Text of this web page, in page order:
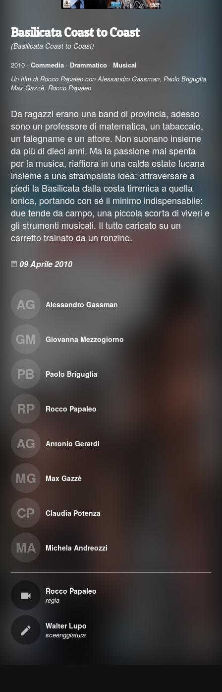
Basilicata Coast to Coast
(Basilicata Coast to Coast)
2010 · Commedia · Drammatico ·Musical
Un film di Rocco Papaleo con Alessandro Gassman, Paolo Briguglia,
Max Gazzè, Rocco Papaleo
Da ragazzi erano una band di provincia, adesso
sono un professore di matematica, un tabaccaio,
un falegname e un attore. Non suonano insieme
da più di dieci anni. Ma la passione mai spenta
per la musica, riaffiora in una calda estate lucana
insieme a una strampalata idea: attraversare a
piedi la Basilicata dalla costa tirrenica a quella
ionica, portando con sé il minimo indispensabile:
due tende da campo, una piccola scorta di viveri e
gli strumenti musicali. Il tutto caricato su un
carretto trainato da un ronzino.
09 Aprile 2010
AG Alessandro Gassman
GM Giovanna Mezzogiorno
PB Paolo Briguglia
RP Rocco Papaleo
AG Antonio Gerardi
MG Max Gazzè
CP Claudia Potenza
MA Michela Andreozzi
Rocco Papaleo
regia
Walter Lupo
sceenggiatura